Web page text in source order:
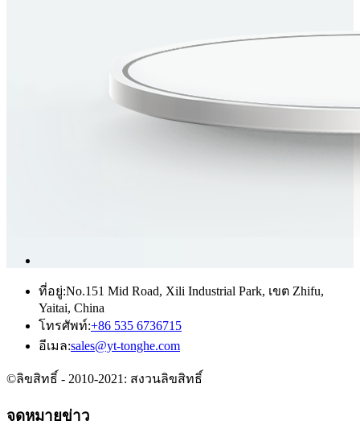
ที่อยู่:No.151 Mid Road, Xili Industrial Park, เขต Zhifu,
Yaitai, China
โทรศัพท์:+86 535 6736715
อีเมล:sales@yt-tonghe.com
©ลิขสิทธิ์ - 2010-2021: สงวนลิขสิทธิ์
จดหมายข่าว